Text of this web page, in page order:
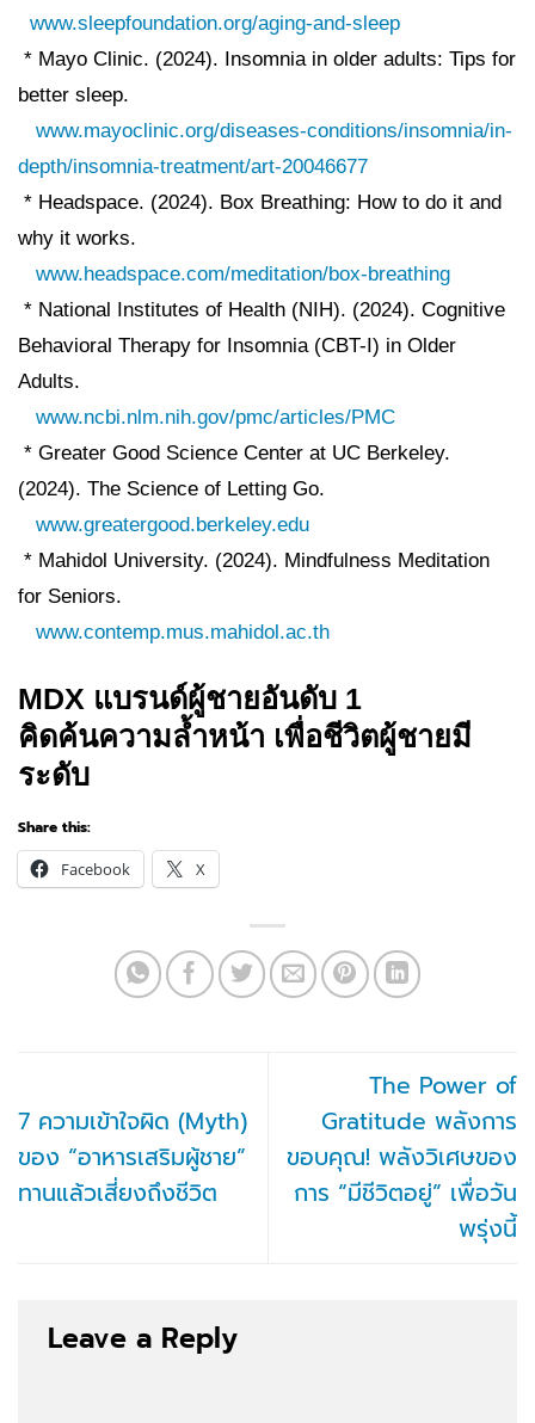
www.sleepfoundation.org/aging-and-sleep
* Mayo Clinic. (2024). Insomnia in older adults: Tips for
better sleep.
www.mayoclinic.org/diseases-conditions/insomnia/in-
depth/insomnia-treatment/art-20046677
* Headspace. (2024). Box Breathing: How to do it and
why it works.
www.headspace.com/meditation/box-breathing
* National Institutes of Health (NIH). (2024). Cognitive
Behavioral Therapy for Insomnia (CBT-I) in Older
Adults.
www.ncbi.nlm.nih.gov/pmc/articles/PMC
* Greater Good Science Center at UC Berkeley.
(2024). The Science of Letting Go.
www.greatergood.berkeley.edu
* Mahidol University. (2024). Mindfulness Meditation
for Seniors.
www.contemp.mus.mahidol.ac.th
MDX แบรนด์ผู้ชายอันดับ 1
คิดค้นความล้ำหน้า เพื่อชีวิตผู้ชายมี
ระดับ
Share this:
Facebook
X
7 ความเข้าใจผิด (Myth)
ของ “อาหารเสริมผู้ชาย”
ทานแล้วเสี่ยงถึงชีวิต
The Power of
Gratitude พลังการ
ขอบคุณ! พลังวิเศษของ
การ “มีชีวิตอยู่” เพื่อวัน
พรุ่งนี้
Leave a Reply